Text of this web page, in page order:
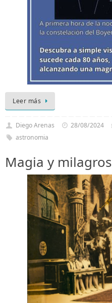
Leer más
Diego Arenas 28/08/2024
astronomia
Magia y milagros